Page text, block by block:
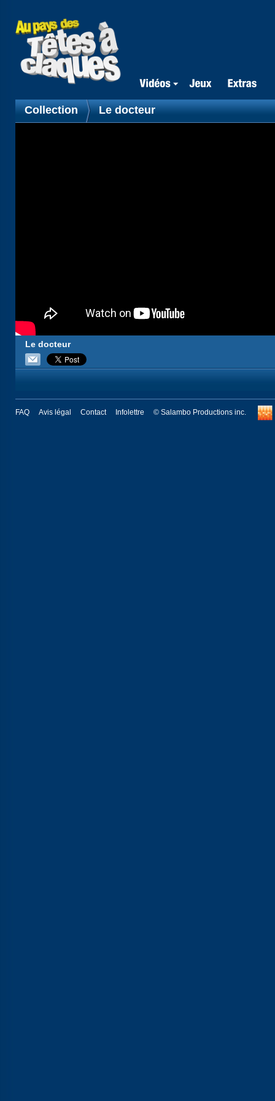
Collection Le docteur
Le docteur
FAQ Avis légal Contact Infolettre © Salambo Productions inc.